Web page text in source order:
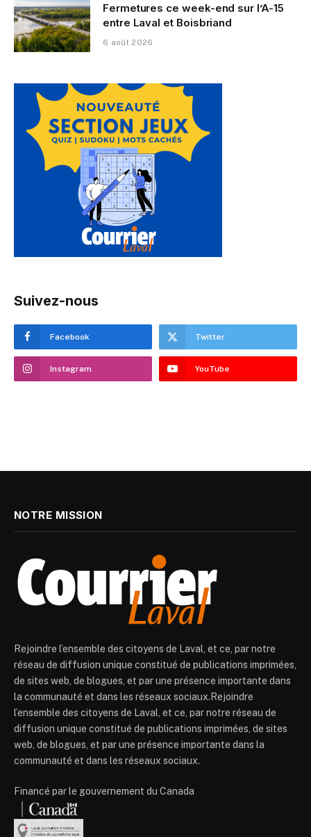
Fermetures ce week-end sur l’A-15
entre Laval et Boisbriand
6 août 2026
Suivez-nous
Facebook Twitter
Instagram YouTube
NOTRE MISSION
Rejoindre l’ensemble des citoyens de Laval, et ce, par notre
réseau de diffusion unique constitué de publications imprimées,
de sites web, de blogues, et par une présence importante dans
la communauté et dans les réseaux sociaux.Rejoindre
l’ensemble des citoyens de Laval, et ce, par notre réseau de
diffusion unique constitué de publications imprimées, de sites
web, de blogues, et par une présence importante dans la
communauté et dans les réseaux sociaux.
Financé par le gouvernement du Canada